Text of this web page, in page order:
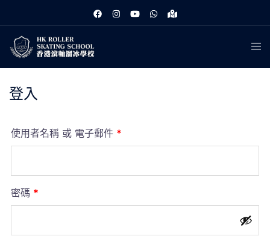
至
內
登入
使用者名稱 或 電子郵件 *
密碼 *